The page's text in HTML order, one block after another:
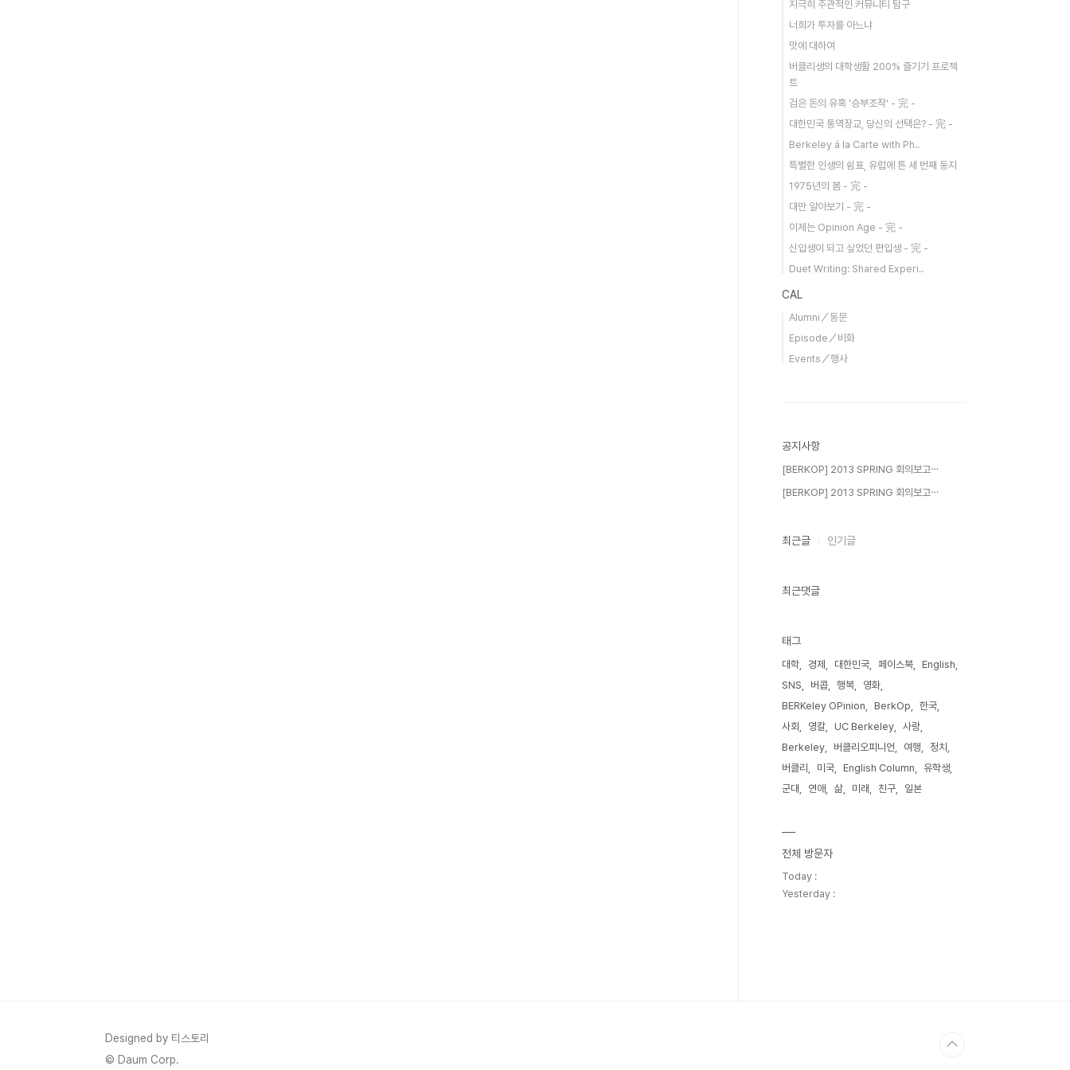
지극히 주관적인 커뮤니티 탐구
너희가 투자를 아느냐
맛에 대하여
버클리생의 대학생활 200% 즐기기 프로젝
트
검은 돈의 유혹 '승부조작' - 完 -
대한민국 통역장교, 당신의 선택은? - 完 -
Berkeley á la Carte with Ph..
특별한 인생의 쉼표, 유럽에 튼 세 번째 둥지
1975년의 봄 - 完 -
대만 알아보기 - 完 -
이제는 Opinion Age - 完 -
신입생이 되고 싶었던 편입생 - 完 -
Duet Writing: Shared Experi..
CAL
Alumni／동문
Episode／비화
Events／행사
공지사항
[BERKOP] 2013 SPRING 회의보고⋯
[BERKOP] 2013 SPRING 회의보고⋯
최근글 인기글
최근댓글
태그
대학 경제 대한민국 페이스북
English
SNS
버콥 행복
영화
BERKeley OPinion
BerkOp
한국
사회
영칼 UC Berkeley
사랑
Berkeley
버클리오피니언 여행
정치
버클리
미국 English Column
유학생
군대
연애 삶 미래 친구 일본
전체 방문자
Today :
Yesterday :
Designed by 티스토리
© Daum Corp.